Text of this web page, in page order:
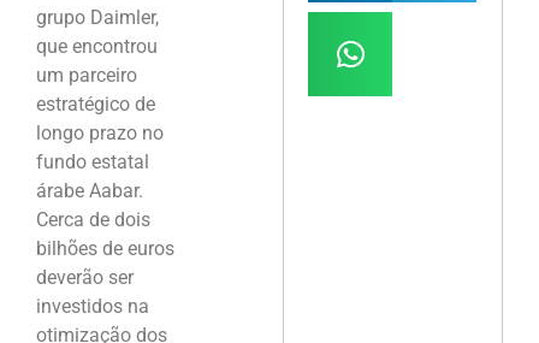
grupo Daimler,
que encontrou
um parceiro
estratégico de
longo prazo no
fundo estatal
árabe Aabar.
Cerca de dois
bilhões de euros
deverão ser
investidos na
otimização dos